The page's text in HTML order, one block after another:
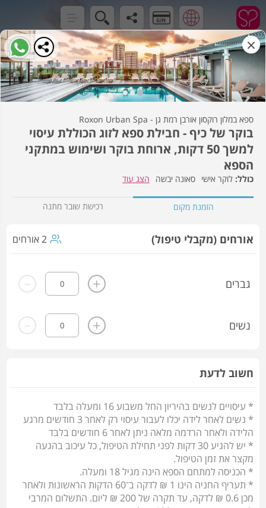
×
ספא במלון רוקסון אורבן רמת גן - Roxon Urban Spa
בוקר של כיף - חבילת ספא לזוג הכוללת עיסוי
למשך 50 דקות, ארוחת בוקר ושימוש במתקני
הספא
לוקר אישי סאונה יבשה הצג עוד
הזמנת מקום רכישת שובר מתנה
אורחים (מקבלי טיפול) 2 אורחים
גברים +
-
נשים +
-
חשוב לדעת
* עיסויים לנשים בהיריון החל משבוע 16 ומעלה בלבד
* נשים לאחר לידה יכלו לעבור עיסוי רק לאחר 3 חודשים מרגע
הלידה ולאחר הרדמה מלאה ניתן לאחר 6 חודשים בלבד
* יש להגיע 30 דקות לפני תחילת הטיפול, כל עיכוב בהגעה
מקצר את זמן הטיפול.
* הכניסה למתחם הספא הינה מגיל 18 ומעלה.
* תעריף החניה הינו 1 ₪ לדקה ב־60 הדקות הראשונות ולאחר
מכן 0.6 ₪ לדקה, עד תקרה של 200 ₪ ליום. התשלום המרבי